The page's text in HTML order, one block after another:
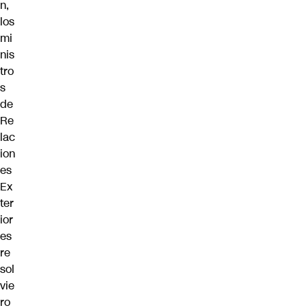
n,
los
mi
nis
tro
s
de
Re
lac
ion
es
Ex
ter
ior
es
re
sol
vie
ro